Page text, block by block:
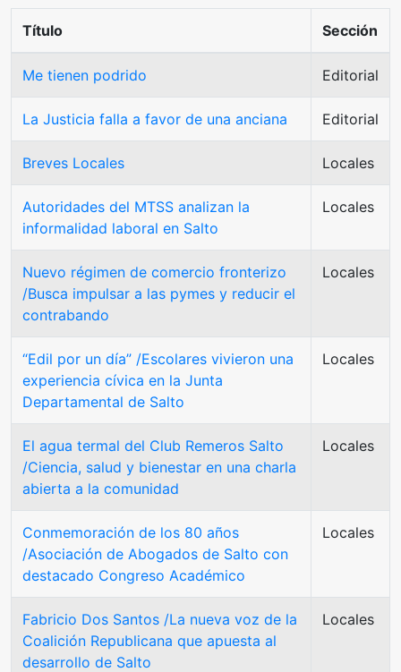
Título Sección
Me tienen podrido Editorial
La Justicia falla a favor de una anciana Editorial
Breves Locales Locales
Autoridades del MTSS analizan la
informalidad laboral en Salto
Locales
Nuevo régimen de comercio fronterizo
/Busca impulsar a las pymes y reducir el
contrabando
Locales
“Edil por un día” /Escolares vivieron una
experiencia cívica en la Junta
Departamental de Salto
Locales
El agua termal del Club Remeros Salto
/Ciencia, salud y bienestar en una charla
abierta a la comunidad
Locales
Conmemoración de los 80 años
/Asociación de Abogados de Salto con
destacado Congreso Académico
Locales
Fabricio Dos Santos /La nueva voz de la
Coalición Republicana que apuesta al
desarrollo de Salto
Locales